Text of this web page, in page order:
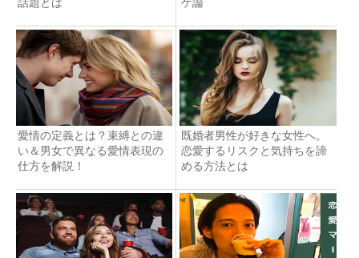
愛情の定義とは？束縛との違
い＆男女で異なる愛情表現の
仕方を解説！
既婚者男性が好きな女性へ。
恋愛するリスクと気持ちを諦
める方法とは